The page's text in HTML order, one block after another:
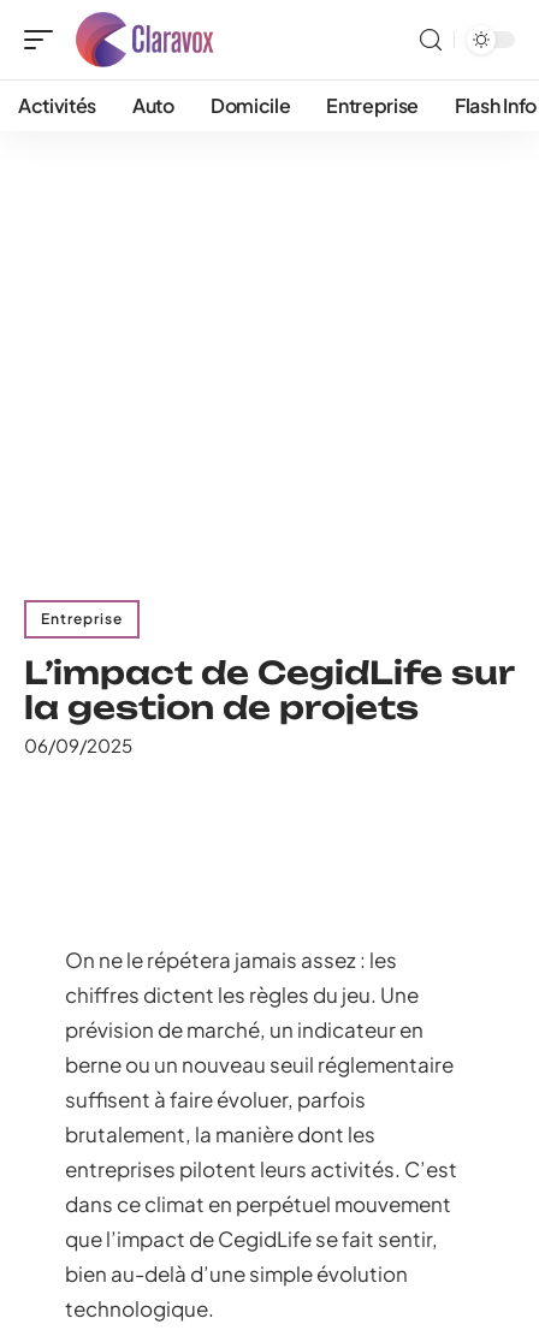
Activités Auto Domicile Entreprise Flash Info
Entreprise
L’impact de CegidLife sur
la gestion de projets
06/09/2025
On ne le répétera jamais assez : les
chiffres dictent les règles du jeu. Une
prévision de marché, un indicateur en
berne ou un nouveau seuil réglementaire
suffisent à faire évoluer, parfois
brutalement, la manière dont les
entreprises pilotent leurs activités. C’est
dans ce climat en perpétuel mouvement
que l’impact de CegidLife se fait sentir,
bien au-delà d’une simple évolution
technologique.